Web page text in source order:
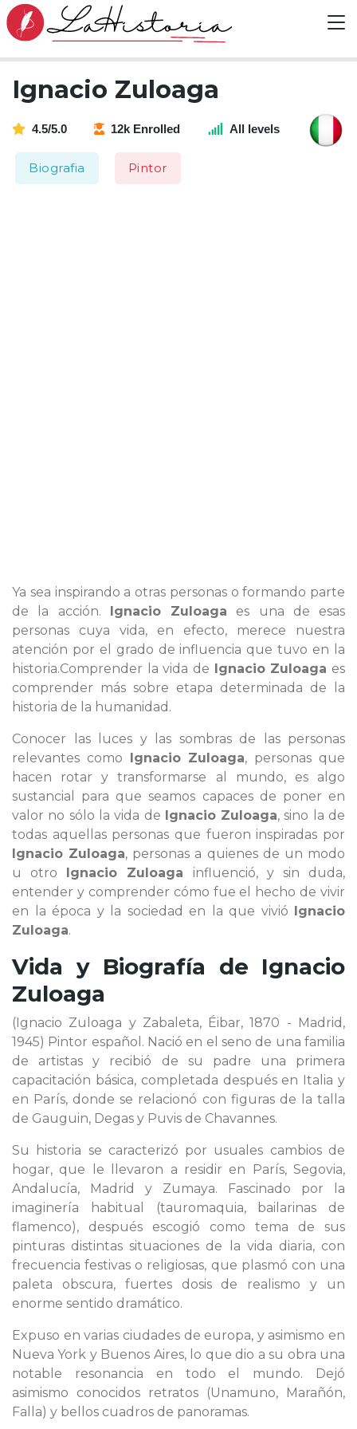
Ignacio Zuloaga
4.5/5.0 12k Enrolled All levels
Biografia Pintor
Ya sea inspirando a otras personas o formando parte
de la acción. Ignacio Zuloaga es una de esas
personas cuya vida, en efecto, merece nuestra
atención por el grado de influencia que tuvo en la
historia.Comprender la vida de Ignacio Zuloaga es
comprender más sobre etapa determinada de la
historia de la humanidad.
Conocer las luces y las sombras de las personas
relevantes como Ignacio Zuloaga, personas que
hacen rotar y transformarse al mundo, es algo
sustancial para que seamos capaces de poner en
valor no sólo la vida de Ignacio Zuloaga, sino la de
todas aquellas personas que fueron inspiradas por
Ignacio Zuloaga, personas a quienes de un modo
u otro Ignacio Zuloaga influenció, y sin duda,
entender y comprender cómo fue el hecho de vivir
en la época y la sociedad en la que vivió Ignacio
Zuloaga.
Vida y Biografía de Ignacio
Zuloaga
(Ignacio Zuloaga y Zabaleta, Éibar, 1870 - Madrid,
1945) Pintor español. Nació en el seno de una familia
de artistas y recibió de su padre una primera
capacitación básica, completada después en Italia y
en París, donde se relacionó con figuras de la talla
de Gauguin, Degas y Puvis de Chavannes.
Su historia se caracterizó por usuales cambios de
hogar, que le llevaron a residir en París, Segovia,
Andalucía, Madrid y Zumaya. Fascinado por la
imaginería habitual (tauromaquia, bailarinas de
flamenco), después escogió como tema de sus
pinturas distintas situaciones de la vida diaria, con
frecuencia festivas o religiosas, que plasmó con una
paleta obscura, fuertes dosis de realismo y un
enorme sentido dramático.
Expuso en varias ciudades de europa, y asimismo en
Nueva York y Buenos Aires, lo que dio a su obra una
notable resonancia en todo el mundo. Dejó
asimismo conocidos retratos (Unamuno, Marañón,
Falla) y bellos cuadros de panoramas.